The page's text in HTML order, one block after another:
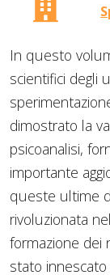
In questo
scientifici degli
dimostrato la
psicoanalisi,
importante
queste ultime
rivoluzionata
formazione dei
stato innescato